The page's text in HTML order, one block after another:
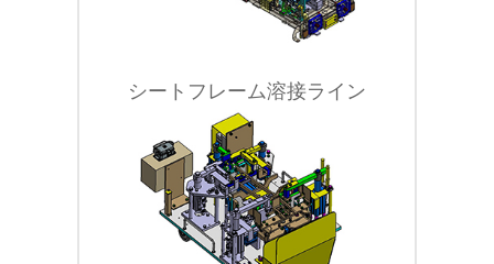
シートフレーム溶接ライン